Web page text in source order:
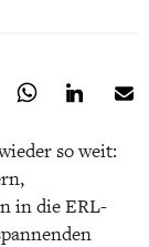
so weit:
in die ERL-